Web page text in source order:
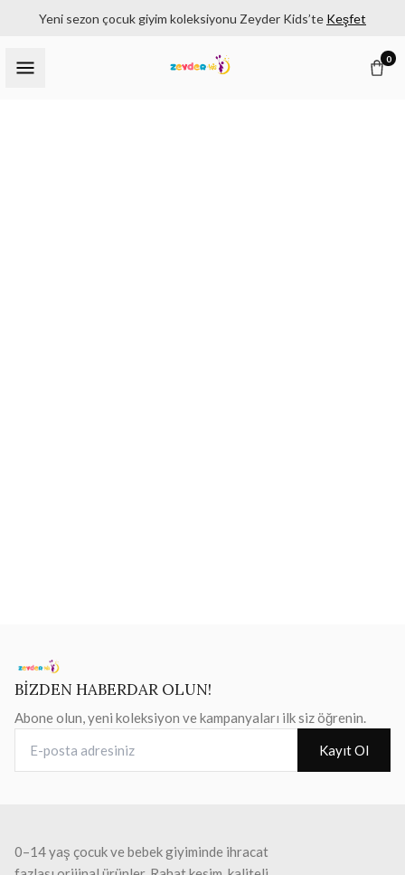
Yeni sezon çocuk giyim koleksiyonu Zeyder Kids’te Keşfet
0
BİZDEN HABERDAR OLUN!
Abone olun, yeni koleksiyon ve kampanyaları ilk siz öğrenin.
Kayıt Ol
0–14 yaş çocuk ve bebek giyiminde ihracat